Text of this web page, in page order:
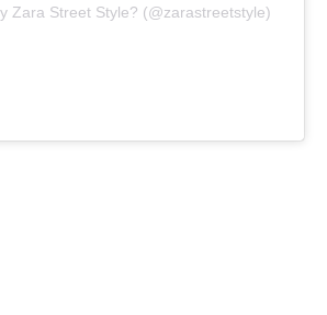
Zara Street Style? (@zarastreetstyle)